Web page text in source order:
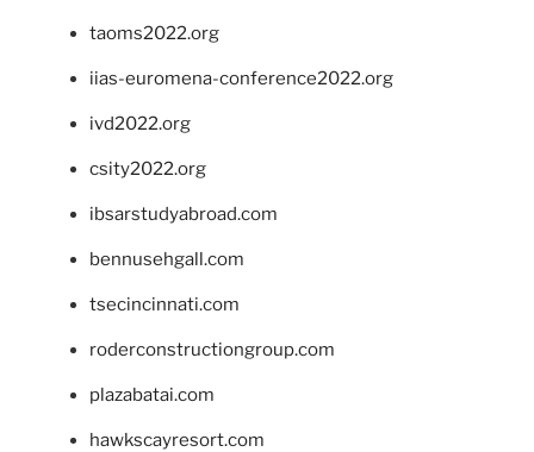
taoms2022.org
iias-euromena-conference2022.org
ivd2022.org
csity2022.org
ibsarstudyabroad.com
bennusehgall.com
tsecincinnati.com
roderconstructiongroup.com
plazabatai.com
hawkscayresort.com